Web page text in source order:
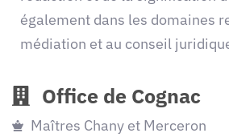
également dans les domaines
médiation et au conseil
Office de Cognac
Maîtres Chany et Merceron